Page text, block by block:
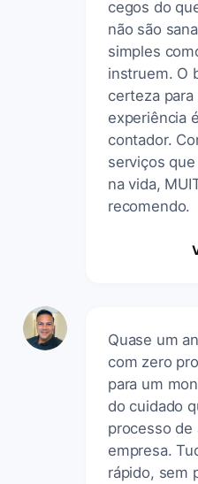
cegos do
não são
simples
instruem. O
certeza
experiência
contador.
serviços
na vida,
recomendo.
Quase um
com zero
para um
do cuidado
processo de
empresa.
rápido, sem